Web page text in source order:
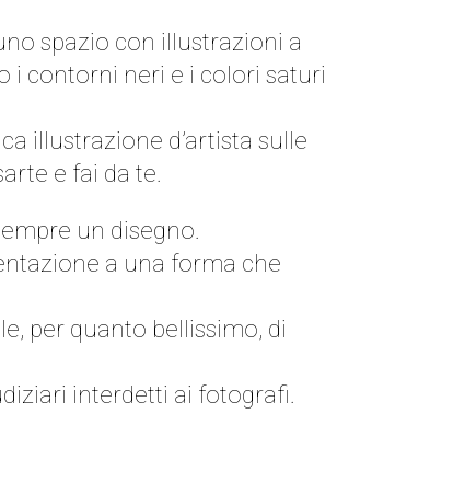
spazio con illustrazioni a
i contorni neri e i colori saturi
illustrazione d’artista sulle
e fai da te.
un disegno.
a una forma che
per quanto bellissimo, di
interdetti ai fotografi.